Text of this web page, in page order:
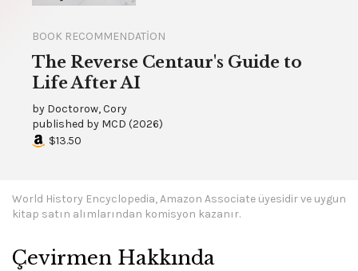
BOOK RECOMMENDATION
The Reverse Centaur's Guide to
Life After AI
by Doctorow, Cory
published by MCD (2026)
$13.50
World History Encyclopedia, Amazon Associate üyesidir ve uygun
kitap satın alımlarından komisyon kazanır.
Çevirmen Hakkında